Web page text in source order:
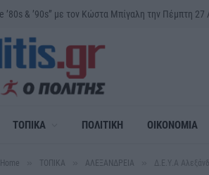
ΤΟΠΙΚΑ ΠΟΛΙΤΙΚΗ ΟΙΚΟΝΟΜΙΑ
Home ΤΟΠΙΚΑ ΑΛΕΞΑΝΔΡΕΙΑ Δ.Ε.Υ.Α